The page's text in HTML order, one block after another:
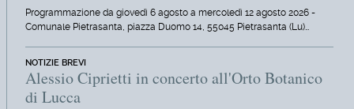
Programmazione da giovedì 6 agosto a mercoledì 12 agosto 2026 -
Comunale Pietrasanta, piazza Duomo 14, 55045 Pietrasanta (Lu)…
NOTIZIE BREVI
Alessio Ciprietti in concerto all'Orto Botanico
di Lucca